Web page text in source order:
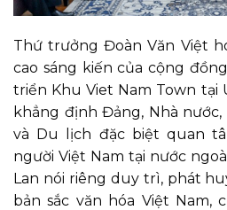
Thứ trưởng Đoàn Văn Việt
cao sáng kiến của cộng
triển Khu Viet Nam Town tại
khẳng định Đảng, Nhà nước,
và Du lịch đặc biệt quan
người Việt Nam tại nước
Lan nói riêng duy trì, phát
bản sắc văn hóa Việt Nam,